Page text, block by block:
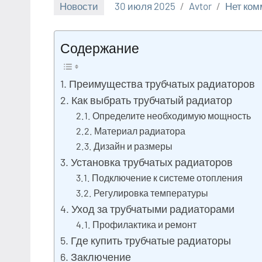
Новости 30 июля 2025 Avtor Нет
Содержание
Преимущества трубчатых радиаторов
Как выбрать трубчатый радиатор
Определите необходимую мощность
Материал радиатора
Дизайн и размеры
Установка трубчатых радиаторов
Подключение к системе отопления
Регулировка температуры
Уход за трубчатыми радиаторами
Профилактика и ремонт
Где купить трубчатые радиаторы
Заключение